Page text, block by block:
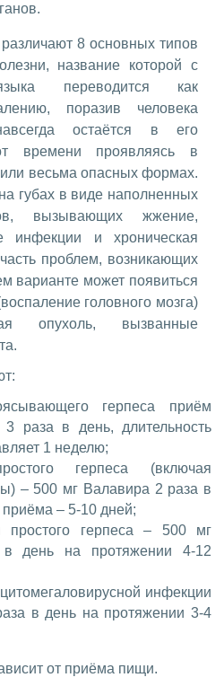
8 основных типов
название которой с
языка переводится как
поразив человека
остаётся в его
времени проявляясь в
весьма опасных формах.
губах в виде наполненных
вызывающих жжение,
инфекции и хроническая
проблем, возникающих
варианте может появиться
головного мозга)
опухоль, вызванные
герпеса приём
3 раза в день, длительность
1 неделю;
герпеса (включая
– 500 мг Валавира 2 раза в
приёма – 5-10 дней;
простого герпеса – 500 мг
день на протяжении 4-12
инфекции
в день на протяжении 3-4
от приёма пищи.